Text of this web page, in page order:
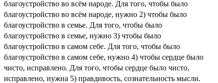
благоустройство во всём народе. Для того, чтобы было
благоустройство во всём народе, нужно 2) чтобы было
благоустройство в семье. Для того, чтобы было
благоустройство в семье, нужно 3) чтобы было
благоустройство в самом себе. Для того, чтобы было
благоустройство в самом себе, нужно 4) чтобы сердце было
чисто, исправлено. Для того, чтобы сердце было чисто,
исправлено, нужна 5) правдивость, сознательность мысли.